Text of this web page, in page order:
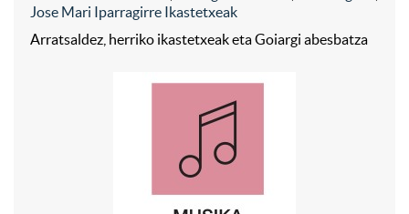
Jose Mari Iparragirre Ikastetxeak
Arratsaldez, herriko ikastetxeak eta Goiargi abesbatza